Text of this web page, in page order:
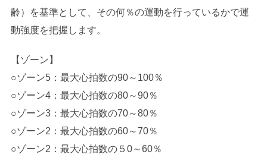
齢）を基準として、その何％の運動を行っているかで運
動強度を把握します。
【ゾーン】
○ゾーン5：最大心拍数の90～100％
○ゾーン4：最大心拍数の80～90％
○ゾーン3：最大心拍数の70～80％
○ゾーン2：最大心拍数の60～70％
○ゾーン2：最大心拍数の５0～60％